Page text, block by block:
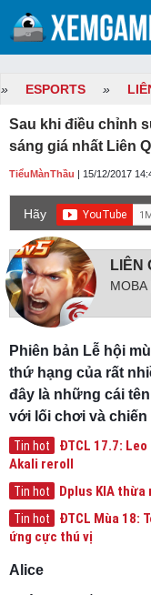
» ESPORTS »
Sau khi điều chỉnh
sáng giá nhất Liên
TiểuMànThầu | 15/12/2017
Hãy
game mới hơn nhé!
LIÊN
MOBA
Phiên bản Lễ hội
thứ hạng của rất
đây là những cái
với lối chơi và chiến
Tin hot
ĐTCL 17.7:
Akali reroll
Tin hot Dplus KIA
Tin hot
ĐTCL Mùa 18:
ứng cực thú vị
Alice